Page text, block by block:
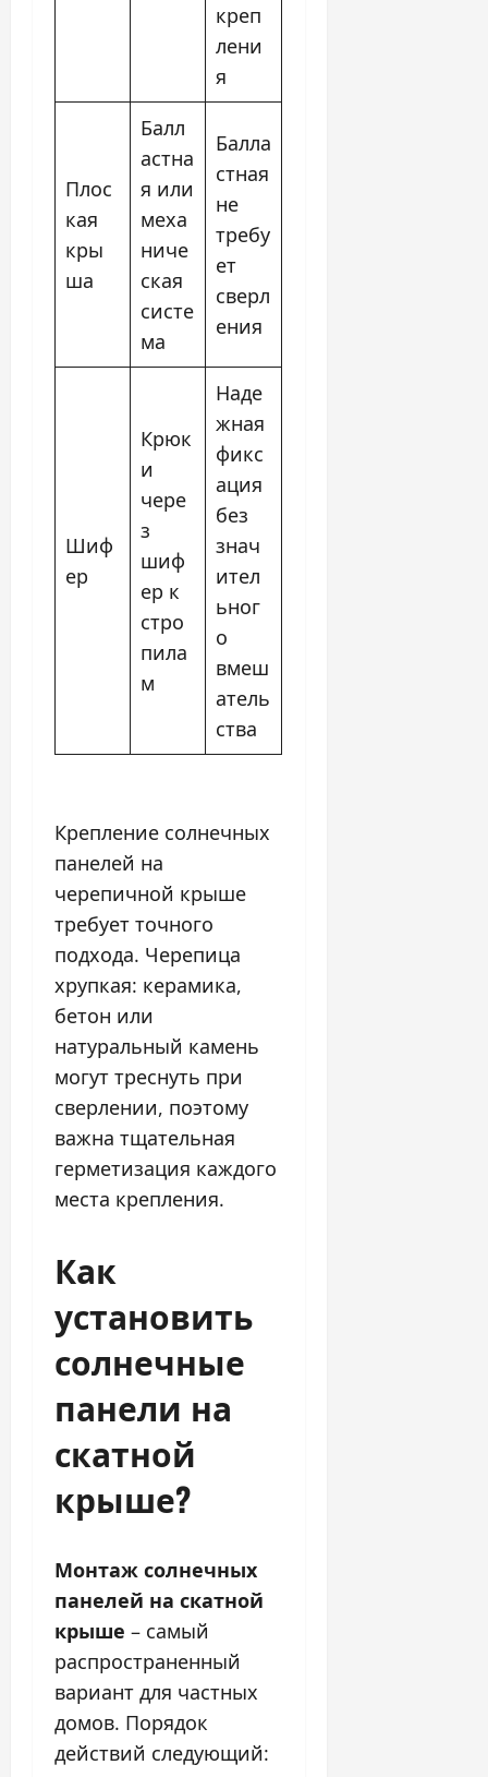
креп
лени
я
Плос
кая
кры
ша
Балл
астна
я или
меха
ниче
ская
систе
ма
Балла
стная
не
требу
ет
сверл
ения
Шиф
ер
Крюк
и
чере
з
шиф
ер к
стро
пила
м
Наде
жная
фикс
ация
без
знач
ител
ьног
о
вмеш
атель
ства
Крепление солнечных
панелей на
черепичной крыше
требует точного
подхода. Черепица
хрупкая: керамика,
бетон или
натуральный камень
могут треснуть при
сверлении, поэтому
важна тщательная
герметизация каждого
места крепления.
Как
установить
солнечные
панели на
скатной
крыше?
Монтаж солнечных
панелей на скатной
крыше – самый
распространенный
вариант для частных
домов. Порядок
действий следующий: